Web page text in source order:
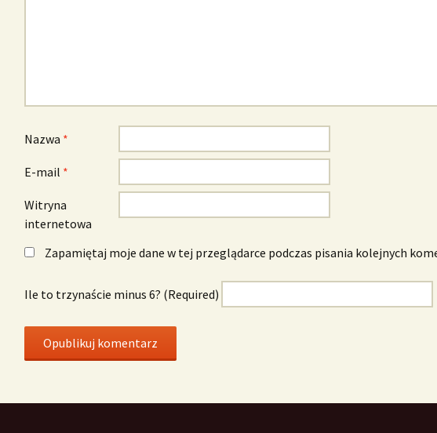
Nazwa *
E-mail *
Witryna
internetowa
Zapamiętaj moje dane w tej przeglądarce podczas pisania kolejnych
Ile to trzynaście minus 6? (Required)